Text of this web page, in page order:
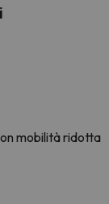
mobilità ridotta